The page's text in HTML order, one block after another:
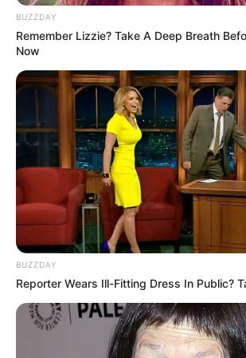
Ambyar! 10 Kalimat Baper
Pakai Bahasa Jawa Ini Bikin
Galau Abis
Fail! 10 Potret Makanan Gagal
Dimasak yang Bikin Kamu
BUZZDAY
Remember Lizzie? Take A Deep Breath
Now
BUZZDAY
Reporter Wears Ill-Fitting Dress In Public?